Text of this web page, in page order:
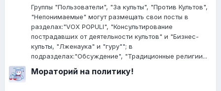
Группы "Пользователи", "За культы", "Против Культов",
"Непонимаемые" могут размещать свои посты в
разделах:"VOX POPULI", "Консультирование
пострадавших от деятельности культов" и "Бизнес-
культы, "Лженаука" и "гуру""; в
подразделах:"Обсуждение", "Традиционные религии...
Мораторий на политику!